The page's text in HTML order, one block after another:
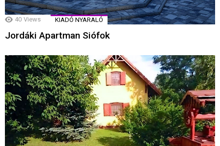
40 Views KIADÓ NYARALÓ
Jordáki Apartman Siófok